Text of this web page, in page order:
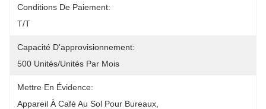
Conditions De Paiement:
T/T
Capacité D'approvisionnement:
500 Unités/unités Par Mois
Mettre En Évidence:
Appareil À Café Au Sol Pour Bureaux